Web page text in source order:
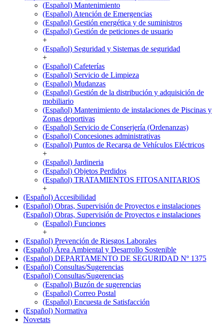
(Español) Mantenimiento
(Español) Atención de Emergencias
(Español) Gestión energética y de suministros
(Español) Gestión de peticiones de usuario
+
(Español) Seguridad y Sistemas de seguridad
+
(Español) Cafeterías
(Español) Servicio de Limpieza
(Español) Mudanzas
(Español) Gestión de la distribución y adquisición de
mobiliario
(Español) Mantenimiento de instalaciones de Piscinas y
Zonas deportivas
(Español) Servicio de Conserjería (Ordenanzas)
(Español) Concesiones administrativas
(Español) Puntos de Recarga de Vehículos Eléctricos
+
(Español) Jardineria
(Español) Objetos Perdidos
(Español) TRATAMIENTOS FITOSANITARIOS
+
(Español) Accesibilidad
(Español) Obras, Supervisión de Proyectos e instalaciones
(Español) Obras, Supervisión de Proyectos e instalaciones
(Español) Funciones
+
(Español) Prevención de Riesgos Laborales
(Español) Área Ambiental y Desarrollo Sostenible
(Español) DEPARTAMENTO DE SEGURIDAD Nº 1375
(Español) Consultas/Sugerencias
(Español) Consultas/Sugerencias
(Español) Buzón de sugerencias
(Español) Correo Postal
(Español) Encuesta de Satisfacción
(Español) Normativa
Novetats